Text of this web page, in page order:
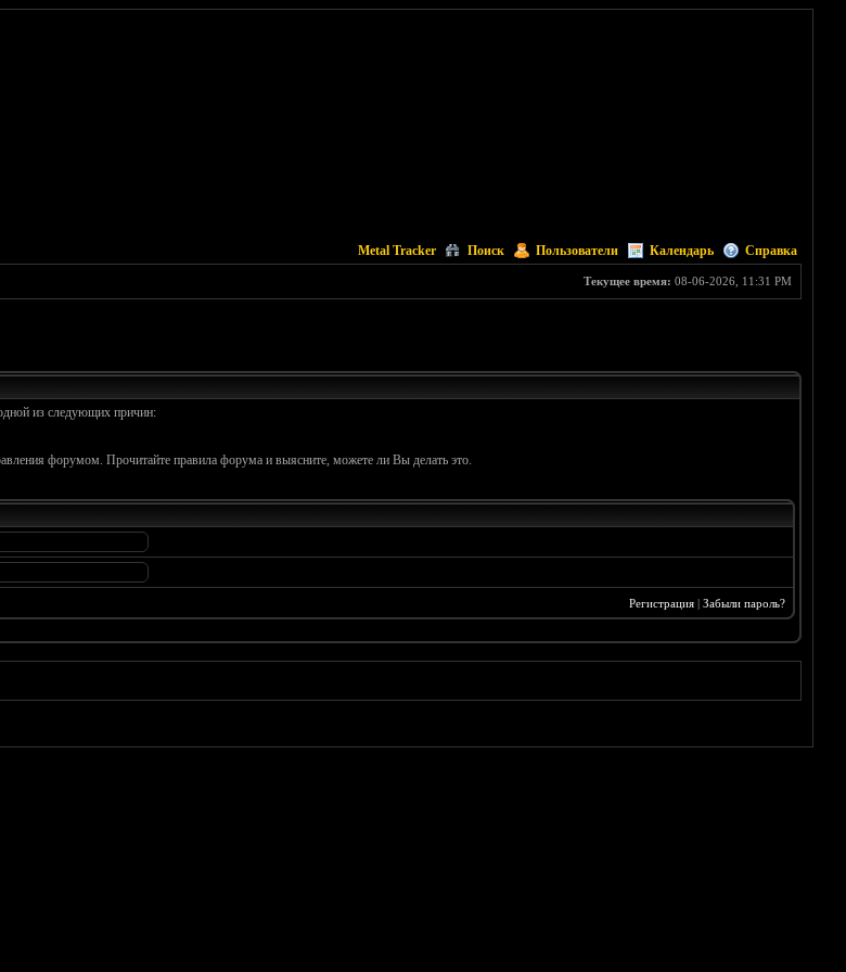
Metal Tracker Поиск Пользователи Календарь Справка
Текущее время: 08-06-2026, 11:31 PM
из следующих причин:
форумом. Прочитайте правила форума и выясните, можете ли Вы делать это.
Регистрация| Забыли пароль?